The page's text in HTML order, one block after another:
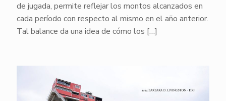
de jugada, permite reflejar los montos alcanzados en
cada período con respecto al mismo en el año anterior.
Tal balance da una idea de cómo los […]